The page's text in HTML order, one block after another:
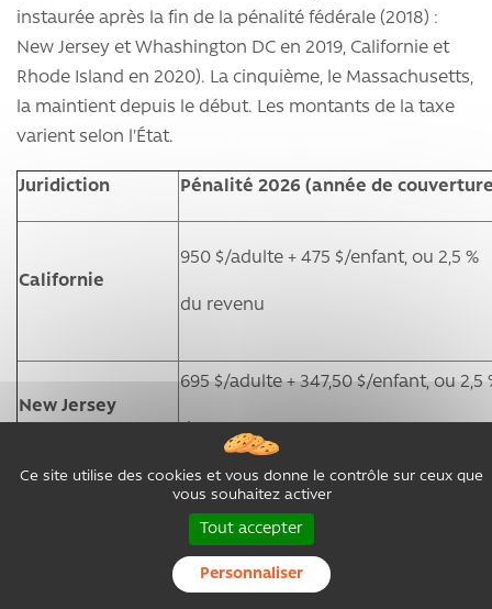
instaurée après la fin de la pénalité fédérale (2018) :
New Jersey et Whashington DC en 2019, Californie et
Rhode Island en 2020). La cinquième, le Massachusetts,
la maintient depuis le début. Les montants de la taxe
varient selon l'État.
Juridiction Pénalité 2026 (année de
Californie
950 $/adulte + 475 $/enfant, ou 2,5 %
du revenu
New Jersey
695 $/adulte + 347,50 $/enfant, ou 2,5
du revenu
695 $/adulte + 347,50 $/enfant, ou 2,5
du revenu
795 $/adulte + 397,50 $/enfant (≤ 2
Ce site utilise des cookies et vous donne le contrôle sur ceux que
vous souhaitez activer
Tout accepter
Personnaliser